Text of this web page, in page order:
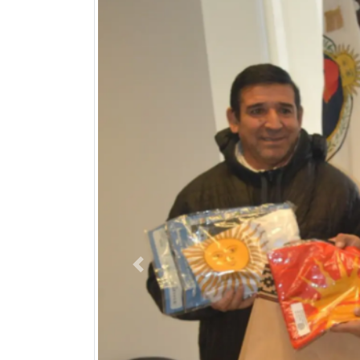
Previous